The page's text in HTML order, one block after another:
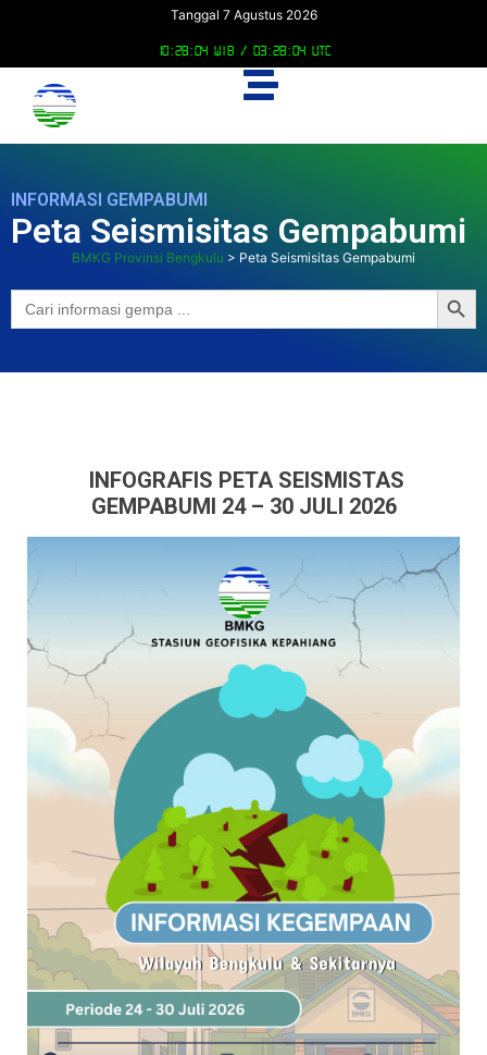
Tanggal 7 Agustus 2026
10:28:05 WIB / 03:28:05 UTC
INFORMASI GEMPABUMI
Peta Seismisitas Gempabumi
BMKG Provinsi Bengkulu > Peta Seismisitas Gempabumi
Search
for:
INFOGRAFIS PETA SEISMISTAS
GEMPABUMI 24 – 30 JULI 2026